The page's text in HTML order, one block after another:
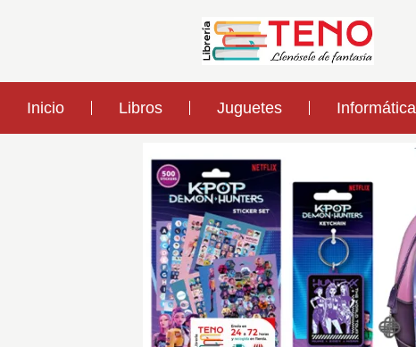
Inicio Libros Juguetes Informática